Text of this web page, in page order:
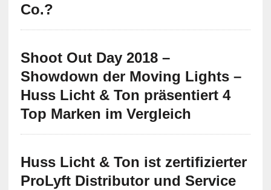
Co.?
Shoot Out Day 2018 –
Showdown der Moving Lights –
Huss Licht & Ton präsentiert 4
Top Marken im Vergleich
Huss Licht & Ton ist zertifizierter
ProLyft Distributor und Service